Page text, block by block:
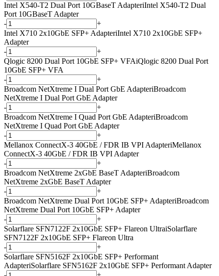
Intel X540-T2 Dual Port 10GBaseT AdapteriIntel X540-T2 Dual
Port 10GBaseT Adapter
-
+
Intel X710 2x10GbE SFP+ AdapteriIntel X710 2x10GbE SFP+
Adapter
-
+
Qlogic 8200 Dual Port 10GbE SFP+ VFAiQlogic 8200 Dual Port
10GbE SFP+ VFA
-
+
Broadcom NetXtreme I Dual Port GbE AdapteriBroadcom
NetXtreme I Dual Port GbE Adapter
-
+
Broadcom NetXtreme I Quad Port GbE AdapteriBroadcom
NetXtreme I Quad Port GbE Adapter
-
+
Mellanox ConnectX-3 40GbE / FDR IB VPI AdapteriMellanox
ConnectX-3 40GbE / FDR IB VPI Adapter
-
+
Broadcom NetXtreme 2xGbE BaseT AdapteriBroadcom
NetXtreme 2xGbE BaseT Adapter
-
+
Broadcom NetXtreme Dual Port 10GbE SFP+ AdapteriBroadcom
NetXtreme Dual Port 10GbE SFP+ Adapter
-
+
Solarflare SFN7122F 2x10GbE SFP+ Flareon UltraiSolarflare
SFN7122F 2x10GbE SFP+ Flareon Ultra
-
+
Solarflare SFN5162F 2x10GbE SFP+ Performant
AdapteriSolarflare SFN5162F 2x10GbE SFP+ Performant Adapter